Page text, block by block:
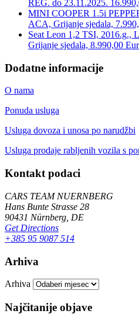
REG. do 23.11.2025.
MINI COOPER 1.5i
ACA, Grijanje sjedala,
Seat Leon 1,2 TSI,
Grijanje sjedala, 8.990,00 Eur
Dodatne informacije
O nama
Ponuda usluga
Usluga dovoza i unosa po narudžbi
Usluga prodaje rabljenih vozila s
Kontakt podaci
CARS TEAM NUERNBERG
Hans Bunte Strasse 28
90431 Nürnberg, DE
Get Directions
+385 95 9087 514
Arhiva
Arhiva
Najčitanije objave